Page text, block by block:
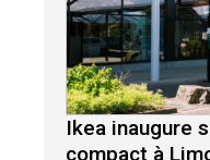
Ikea inaugure
compact à